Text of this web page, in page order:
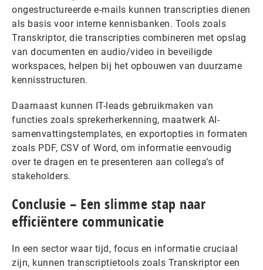
ongestructureerde e-mails kunnen transcripties dienen
als basis voor interne kennisbanken. Tools zoals
Transkriptor, die transcripties combineren met opslag
van documenten en audio/video in beveiligde
workspaces, helpen bij het opbouwen van duurzame
kennisstructuren.
Daarnaast kunnen IT-leads gebruikmaken van
functies zoals sprekerherkenning, maatwerk AI-
samenvattingstemplates, en exportopties in formaten
zoals PDF, CSV of Word, om informatie eenvoudig
over te dragen en te presenteren aan collega’s of
stakeholders.
Conclusie – Een slimme stap naar
efficiëntere communicatie
In een sector waar tijd, focus en informatie cruciaal
zijn, kunnen transcriptietools zoals Transkriptor een